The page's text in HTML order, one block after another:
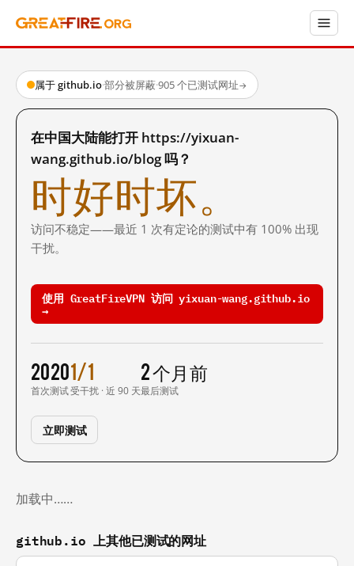
属于 github.io·部分被屏蔽·905 个已测试网址→
在中国大陆能打开 https://yixuan-
wang.github.io/blog 吗？
时好时坏。
访问不稳定——最近 1 次有定论的测试中有 100% 出现
干扰。
使用 GreatFireVPN 访问 yixuan-wang.github.io
→
2020
首次测试
1/1
受干扰 · 近 90 天
2 个月前
最后测试
立即测试
加载中……
github.io 上其他已测试的网址